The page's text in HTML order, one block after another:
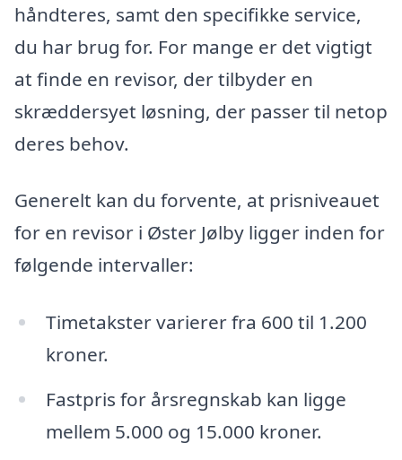
håndteres, samt den specifikke service,
du har brug for. For mange er det vigtigt
at finde en revisor, der tilbyder en
skræddersyet løsning, der passer til netop
deres behov.
Generelt kan du forvente, at prisniveauet
for en revisor i Øster Jølby ligger inden for
følgende intervaller:
Timetakster varierer fra 600 til 1.200
kroner.
Fastpris for årsregnskab kan ligge
mellem 5.000 og 15.000 kroner.